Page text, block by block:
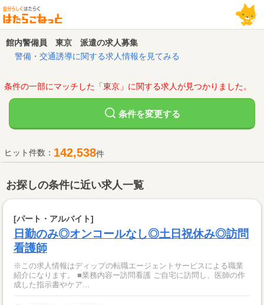
館内警備員 東京 派遣の求人募集
警備・交通誘導に関する求人情報を見てみる
条件の一部にマッチした「東京」に関する求人が見つかりました。
条件を変更する
ヒット件数： 142,538件
お探しの条件に近い求人一覧
[パート・アルバイト]
日勤のみ◎オンコールなし◎土日祝休み◎訪問
看護師
※この求人情報はディップの転職エージェントサービスによる職業
紹介になります。 ■業務内容ー訪問看護 ご自宅に訪問し、医師の作
成した指示書やケア...